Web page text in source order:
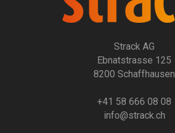
Strack AG
Ebnatstrasse 125
8200 Schaffhausen
+41 58 666 08 08
info@strack.ch